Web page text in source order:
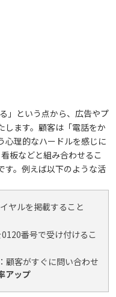
」という点から、広告やプ
します。顧客は「電話をか
心理的なハードルを感じに
板などと組み合わせるこ
す。例えば以下のような活
ヤルを掲載すること
番号で受け付けるこ
顧客がすぐに問い合わせ
アップ